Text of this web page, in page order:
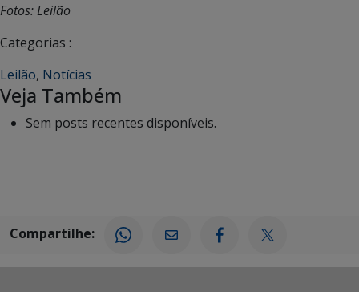
Fotos: Leilão
Categorias :
Leilão, Notícias
Veja Também
Sem posts recentes disponíveis.
Compartilhe: